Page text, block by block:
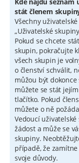
stát členem
Všechny
„Uživatelské
Pokud se chcete
skupin, pokračujte
všech skupin je
o členství schválit,
můžou být
můžete se stát
tlačítko. Pokud
můžete o ně
Vedoucí
žádost a může se
skupiny.
případě, že
svoje důvody.